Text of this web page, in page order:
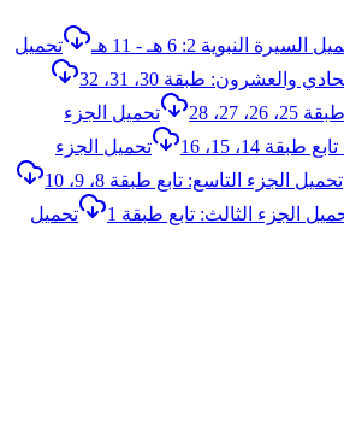
السيرة النبوية 2: 6 هـ - 11 هـ
تحميل
والعشرون: طبقة 30، 31، 32
27، 28
تحميل الجزء
14، 15، 16
تحميل الجزء
تحميل الجزء التاسع: تابع طبقة 8، 9، 10
الجزء الثالث: تابع طبقة 1
تحميل